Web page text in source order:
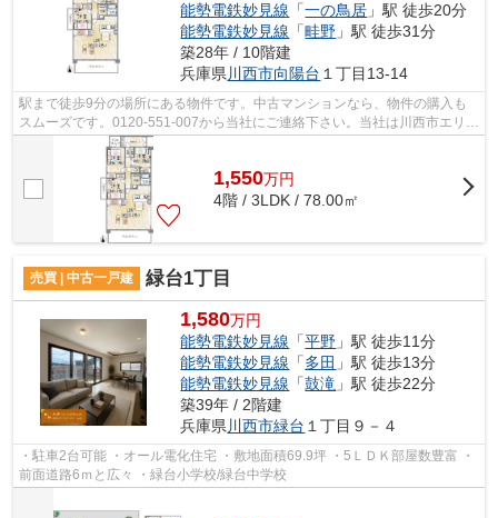
能勢電鉄妙見線 「一の鳥居 」駅 徒歩20分
能勢電鉄妙見線 「畦野 」駅 徒歩31分
築28年 / 10階建
兵庫県川西市向陽台 １丁目13-14
駅まで徒歩9分の場所にある物件です。中古マンションなら、物件の購入も
スムーズです。0120-551-007から当社にご連絡下さい。当社は川西市エリア
の能勢電鉄妙見線平野近くで、様々な条...
1,550万円
4階 / 3LDK / 78.00㎡
売買 | 中古一戸建 緑台1丁目
1,580万円
能勢電鉄妙見線 「平野 」駅 徒歩11分
能勢電鉄妙見線 「多田 」駅 徒歩13分
能勢電鉄妙見線 「鼓滝 」駅 徒歩22分
築39年 / 2階建
兵庫県 川西市緑台 １丁目９－４
・駐車2台可能 ・オール電化住宅 ・敷地面積69.9坪 ・5ＬＤＫ部屋数豊富 ・
前面道路6ｍと広々 ・緑台小学校/緑台中学校